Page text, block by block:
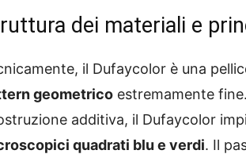
dei materiali e
il Dufaycolor è una
geometrico estremamente
additiva, il Dufaycolor
quadrati blu e verdi. Il